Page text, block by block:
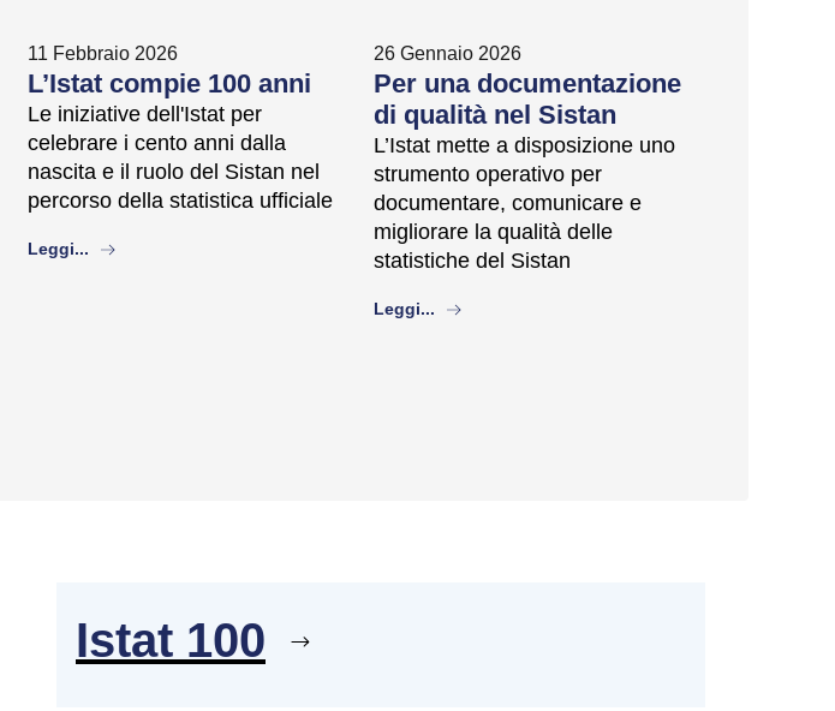
11 Febbraio 2026
L’Istat compie 100 anni
Le iniziative dell'Istat per
celebrare i cento anni dalla
nascita e il ruolo del Sistan nel
percorso della statistica ufficiale
Leggi... about
26 Gennaio 2026
Per una documentazione
di qualità nel Sistan
L’Istat mette a disposizione uno
strumento operativo per
documentare, comunicare e
migliorare la qualità delle
statistiche del Sistan
Leggi... about
Istat 100